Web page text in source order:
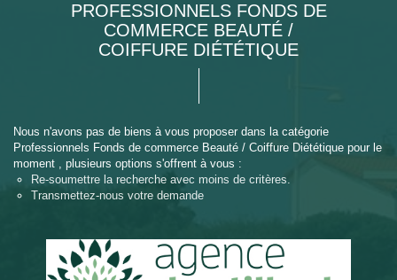
PROFESSIONNELS FONDS DE
COMMERCE BEAUTÉ /
COIFFURE DIÉTÉTIQUE
Nous n'avons pas de biens à vous proposer dans la catégorie
Professionnels Fonds de commerce Beauté / Coiffure Diététique pour le
moment , plusieurs options s'offrent à vous :
Re-soumettre la recherche avec moins de critères.
Transmettez-nous votre demande